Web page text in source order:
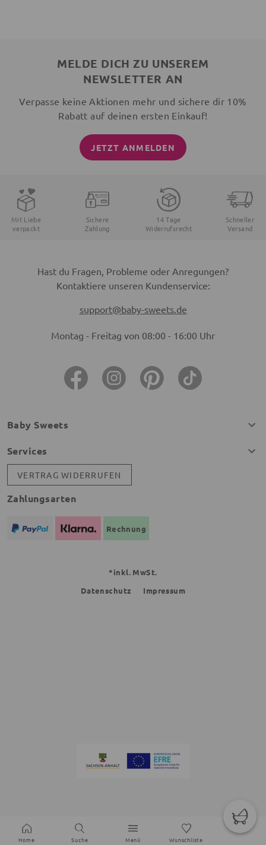
MELDE DICH ZU UNSEREM
NEWSLETTER AN
Verpasse keine Aktionen mehr und sichere dir 10%
Rabatt auf deinen ersten Einkauf!
JETZT ANMELDEN
Mit Liebe
verpackt
Sichere
Zahlung
14 Tage
Widerrufsrecht
Schneller
Versand
Hast du Fragen, Probleme oder Anregungen?
Kontaktiere unseren Kundenservice:
support@baby-sweets.de
Montag - Freitag von 08:00 - 16:00 Uhr
Baby Sweets
Services
VERTRAG WIDERRUFEN
Zahlungsarten
Rechnung
*inkl. MwSt.
Datenschutz
Impressum
Home Suche Menü Wunschliste